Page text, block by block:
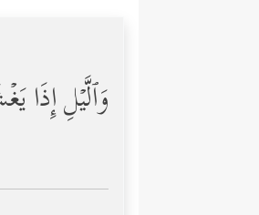
وَٱلَّیۡلِ إِذَا